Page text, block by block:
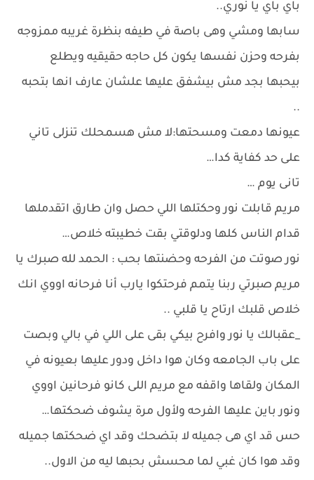
باي باي يا نوري..
سابها ومشي وهى باصة في طيفه بنظرة غريبه ممزوجه
بفرحه وحزن نفسها يكون كل حاجه حقيقيه ويطلع
بيحبها بجد مش بيشفق عليها علشان عارف انها بتحبه
..
عيونها دمعت ومسحتها:لا مش هسمحلك تنزلى تاني
على حد كفاية كدا…
تانى يوم …
مريم قابلت نور وحكتلها اللي حصل وان طارق اتقدملها
قدام الناس كلها ودلوقتي بقت خطيبته خلاص…
نور صوتت من الفرحه وحضنتها بحب : الحمد لله صبرك يا
مريم صبرتي ربنا يتمم فرحتكوا يارب أنا فرحانه اووي انك
خلاص قلبك ارتاح يا قلبي ..
‏_عقبالك يا نور وافرح بيكي بقى على اللي في بالي وبصت
على باب الجامعه وكان هوا داخل ودور عليها بعيونه في
المكان ولقاها واقفه مع مريم اللى كانو فرحانين اووي
ونور باين عليها الفرحه ولأول مرة يشوف ضحكتها…
‏حس قد اي هى جميله لا بتضحك وقد اي ضحكتها جميله
وقد هوا كان غبي لما محسش بحبها ليه من الاول..